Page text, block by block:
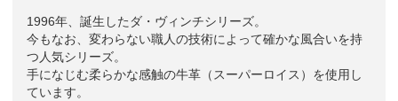
1996年、誕生したダ・ヴィンチシリーズ。
今もなお、変わらない職人の技術によって確かな風合いを持
つ人気シリーズ。
手になじむ柔らかな感触の牛革（スーパーロイス）を使用し
ています。